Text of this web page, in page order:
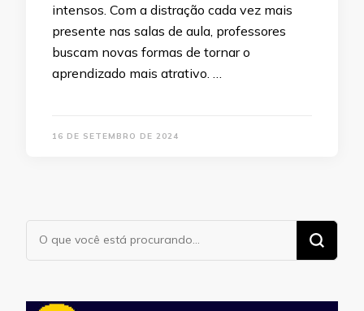
intensos. Com a distração cada vez mais
presente nas salas de aula, professores
buscam novas formas de tornar o
aprendizado mais atrativo. …
16 DE SETEMBRO DE 2024
Procurando
algo?